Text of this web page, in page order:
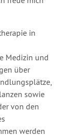
in
Medizin und
über
sowie
von den
werden